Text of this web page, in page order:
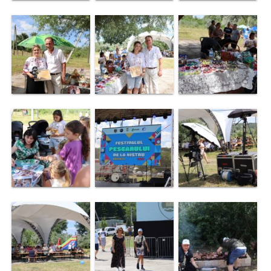
de
specialitate
Activitatea
consiliului
Deciziile
consiliului
Regulamentul
consiliului
Ședințele
Consiliului